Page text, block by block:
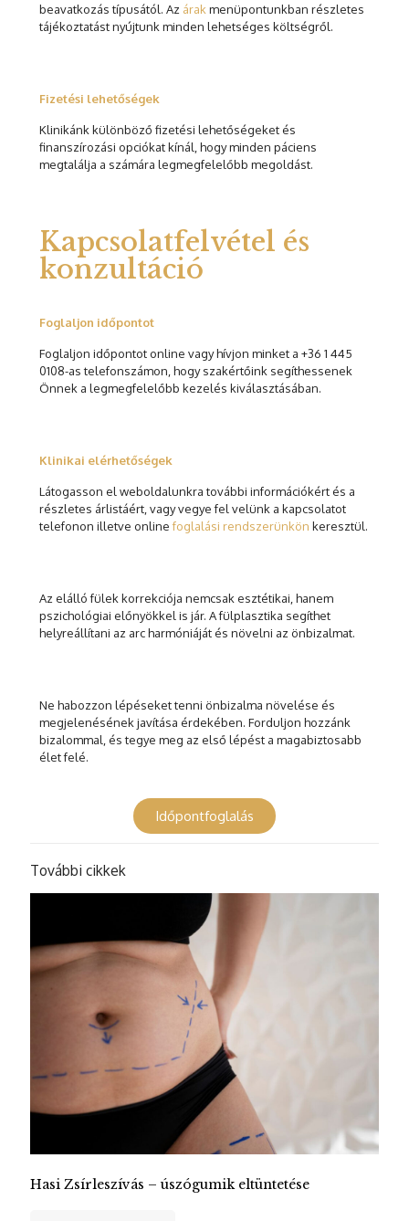
beavatkozás típusától. Az árak menüpontunkban részletes
tájékoztatást nyújtunk minden lehetséges költségről.
Fizetési lehetőségek
Klinikánk különböző fizetési lehetőségeket és
finanszírozási opciókat kínál, hogy minden páciens
megtalálja a számára legmegfelelőbb megoldást.
Kapcsolatfelvétel és
konzultáció
Foglaljon időpontot
Foglaljon időpontot online vagy hívjon minket a +36 1 445
0108-as telefonszámon, hogy szakértőink segíthessenek
Önnek a legmegfelelőbb kezelés kiválasztásában.
Klinikai elérhetőségek
Látogasson el weboldalunkra további információkért és a
részletes árlistáért, vagy vegye fel velünk a kapcsolatot
telefonon illetve onlinefoglalási rendszerünkön keresztül.
Az elálló fülek korrekciója nemcsak esztétikai, hanem
pszichológiai előnyökkel is jár. A fülplasztika segíthet
helyreállítani az arc harmóniáját és növelni az önbizalmat.
Ne habozzon lépéseket tenni önbizalma növelése és
megjelenésének javítása érdekében. Forduljon hozzánk
bizalommal, és tegye meg az első lépést a magabiztosabb
élet felé.
Időpontfoglalás
További cikkek
Hasi Zsírleszívás – úszógumik eltüntetése